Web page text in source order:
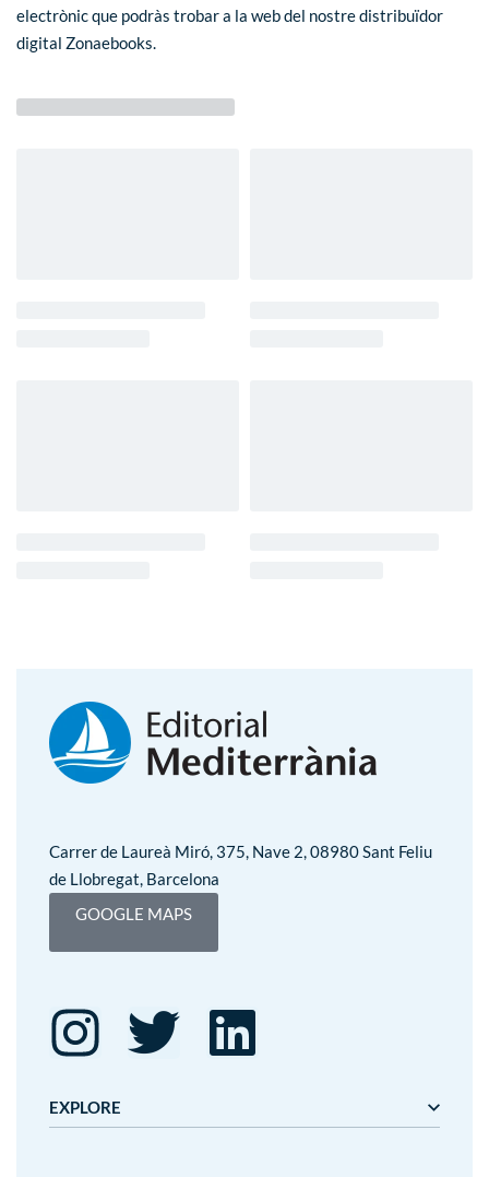
electrònic que podràs trobar a la web del nostre distribuïdor
digital Zonaebooks.
Carrer de Laureà Miró, 375, Nave 2, 08980 Sant Feliu
de Llobregat, Barcelona
GOOGLE MAPS
EXPLORE